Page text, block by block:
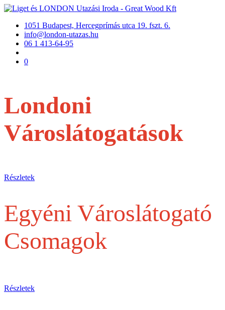
1051 Budapest, Hercegprímás utca 19. fszt. 6.
info@london-utazas.hu
06 1 413-64-95
0
Londoni
Városlátogatások
Részletek
Egyéni Városlátogató
Csomagok
Részletek